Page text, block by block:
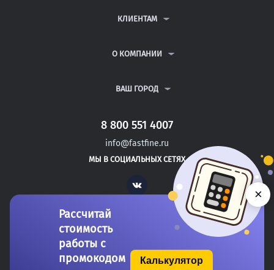
ДИПЛОМНЫЕ РАБОТЫ
РЕФЕРАТЫ
КЛИЕНТАМ
ВОПРОСЫ И ОТВЕТЫ
ПОЛИТИКА КОНФИДЕНЦИАЛЬНОСТИ
О КОМПАНИИ
КОНТАКТЫ
ВАШ ГОРОД
САНКТ-ПЕТЕРБУРГ
ВОЛГОГРАД
ВОЛОГДА
8 800 551 4007
info@fastfine.ru
МЫ В СОЦИАЛЬНЫХ СЕТЯХ
Vk
Рассчитай
стоимость
работы с
промокодом
Калькулятор
×